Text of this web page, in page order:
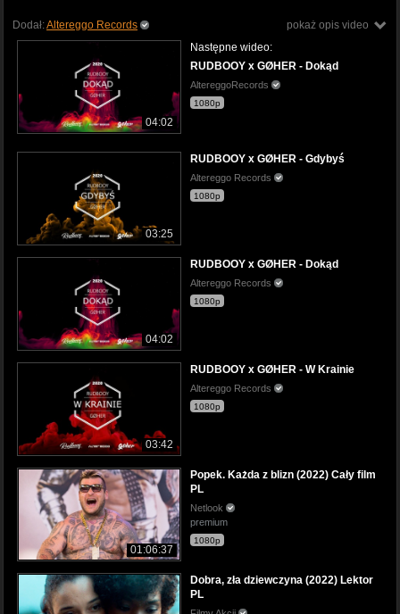
pokaż opis video
Dodał:Altereggo Records
04:02
Następne wideo:
RUDBOOY x GØHER - Dokąd
AltereggoRecords
1080p
03:25
RUDBOOY x GØHER - Gdybyś
Altereggo Records
1080p
04:02
RUDBOOY x GØHER - Dokąd
Altereggo Records
1080p
03:42
RUDBOOY x GØHER - W Krainie
Altereggo Records
1080p
01:06:37
Popek. Każda z blizn (2022) Cały film
PL
Netlook
premium
1080p
Dobra, zła dziewczyna (2022) Lektor
PL